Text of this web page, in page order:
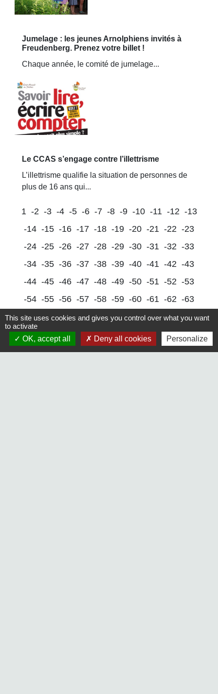
Jumelage : les jeunes Arnolphiens invités à
Freudenberg. Prenez votre billet !
Chaque année, le comité de jumelage...
Le CCAS s’engage contre l’illettrisme
L’illettrisme qualifie la situation de personnes de
plus de 16 ans qui...
1 -2 -3 -4 -5 -6 -7 -8 -9 -10 -11 -12 -13
-14 -15 -16 -17 -18 -19 -20 -21 -22 -23
-24 -25 -26 -27 -28 -29 -30 -31 -32 -33
-34 -35 -36 -37 -38 -39 -40 -41 -42 -43
-44 -45 -46 -47 -48 -49 -50 -51 -52 -53
-54 -55 -56 -57 -58 -59 -60 -61 -62 -63
-64
-65 -66 -67 -68 -69 -70 -71 -72 -73
-74 -75 -76 -77 -78 -79 -80 -81 -82 -83
-84 -85 -86 -87 -88 -89 -90 -91 -92 -93
This site uses cookies and gives you control over what you want
to activate
OK, accept all
Deny all cookies Personalize